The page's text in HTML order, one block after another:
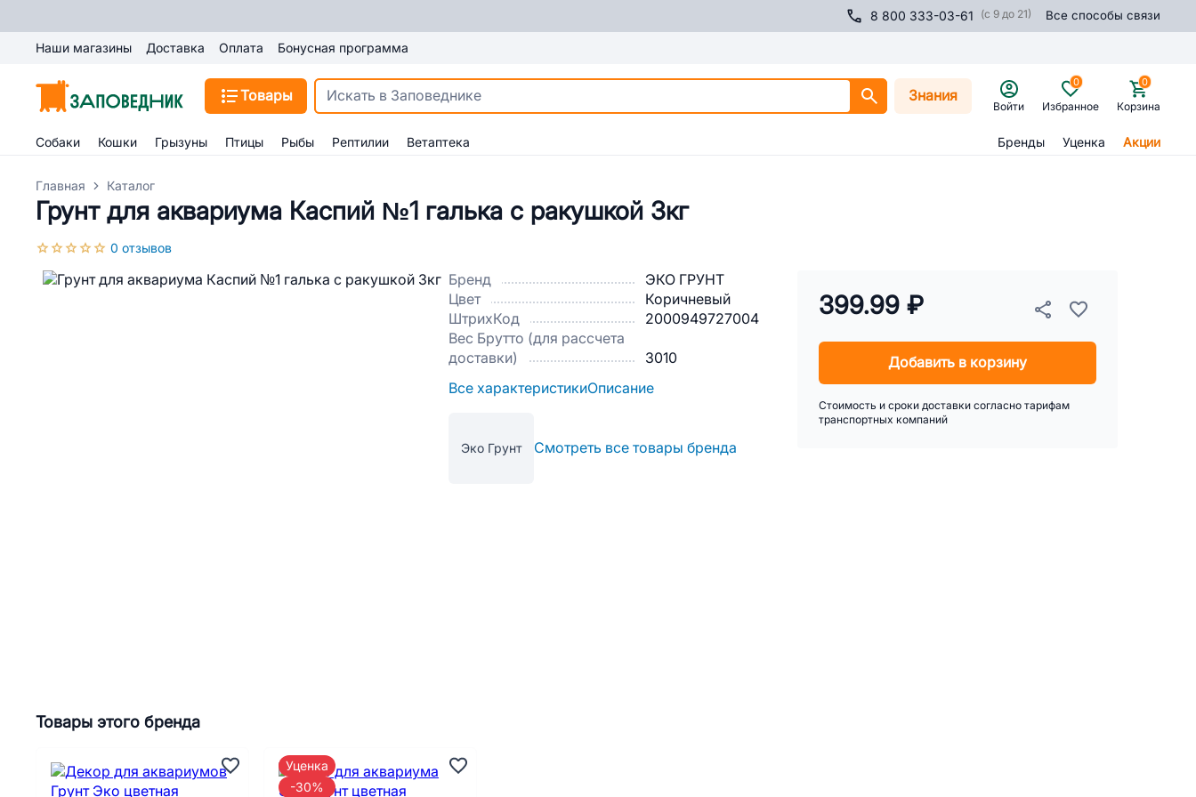
8 800 333-03-61 (с 9 до 21) Все способы связи
Наши магазины Доставка Оплата Бонусная программа
Товары Знания
Войти Избранное
0
Корзина
0
Собаки Кошки Грызуны Птицы Рыбы Рептилии Ветаптека Бренды Уценка Акции
Главная Каталог
Грунт для аквариума Каспий №1 галька с ракушкой 3кг
0 отзывов
Бренд
ЭКО ГРУНТ
Цвет
Коричневый
ШтрихКод
2000949727004
Вес Брутто (для рассчета
доставки)
3010
Все характеристикиОписание
Эко Грунт Смотреть все товары бренда
399.99 ₽
Добавить в корзину
Стоимость и сроки доставки согласно тарифам
транспортных компаний
Товары этого бренда
Уценка
-30%